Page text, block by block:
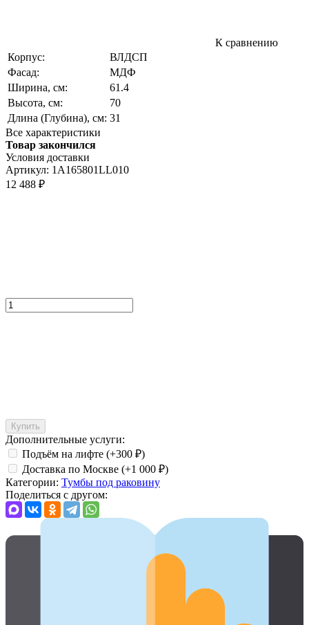
К сравнению
Корпус:
ВЛДСП
Фасад:
МДФ
Ширина, см:
61.4
Высота, см:
70
Длина (Глубина), см: 31
Все характеристики
Товар закончился
Условия доставки
Артикул: 1A165801LL010
12 488 ₽
Купить
Дополнительные услуги:
Подъём на лифте (+300 ₽)
Доставка по Москве (+1 000 ₽)
Категории: Тумбы под раковину
Поделиться с другом: